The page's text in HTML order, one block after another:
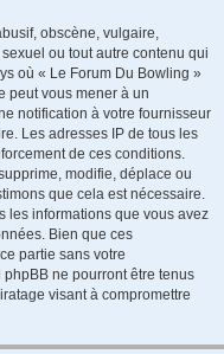
obscène, vulgaire,
ou tout autre contenu qui
où « Le Forum Du Bowling »
peut vous mener à un
notification à votre fournisseur
Les adresses IP de tous les
de ces conditions.
modifie, déplace ou
que cela est nécessaire.
les informations que vous avez
Bien que ces
partie sans votre
ne pourront être tenus
visant à compromettre